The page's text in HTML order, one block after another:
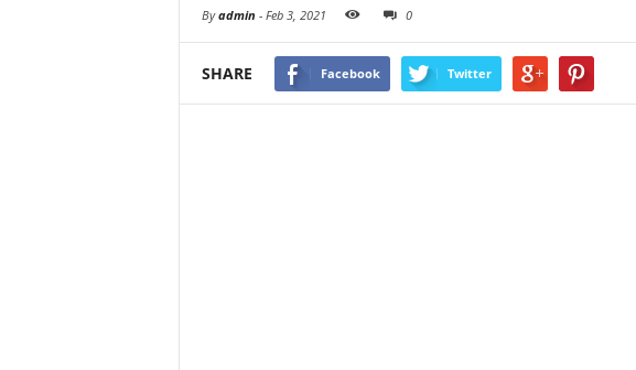
Byadmin - Feb 3, 2021 0
SHARE Facebook Twitter